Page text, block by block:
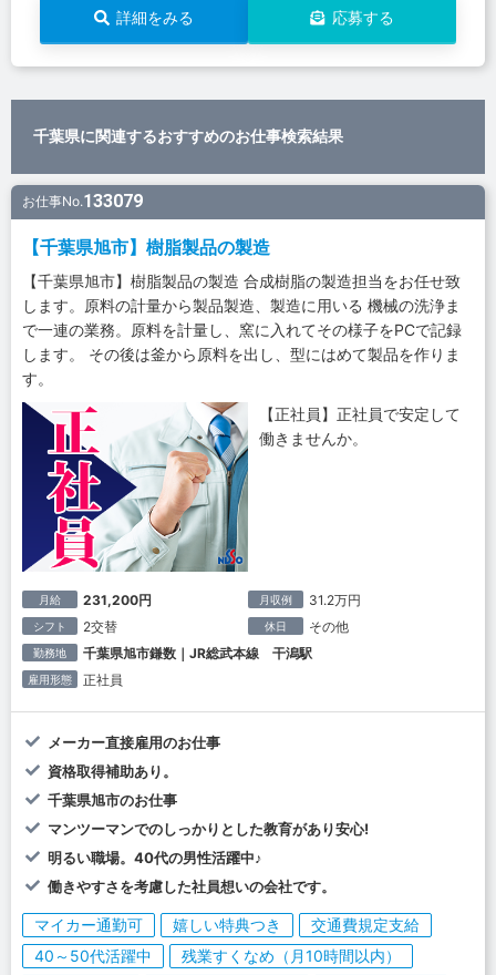
詳細をみる 応募する
千葉県に関連するおすすめのお仕事検索結果
お仕事No.133079
【千葉県旭市】樹脂製品の製造
【千葉県旭市】樹脂製品の製造 合成樹脂の製造担当をお任せ致
します。原料の計量から製品製造、製造に用いる 機械の洗浄ま
で一連の業務。原料を計量し、窯に入れてその様子をPCで記録
します。 その後は釜から原料を出し、型にはめて製品を作りま
す。
【正社員】正社員で安定して
働きませんか。
月給 231,200円 月収例 31.2万円
シフト 2交替 休日 その他
勤務地 千葉県旭市鎌数｜JR総武本線 干潟駅
雇用形態 正社員
メーカー直接雇用のお仕事
資格取得補助あり。
千葉県旭市のお仕事
マンツーマンでのしっかりとした教育があり安心!
明るい職場。40代の男性活躍中♪
働きやすさを考慮した社員想いの会社です。
マイカー通勤可 嬉しい特典つき
交通費規定支給
40～50代活躍中
残業すくなめ（月10時間以内）